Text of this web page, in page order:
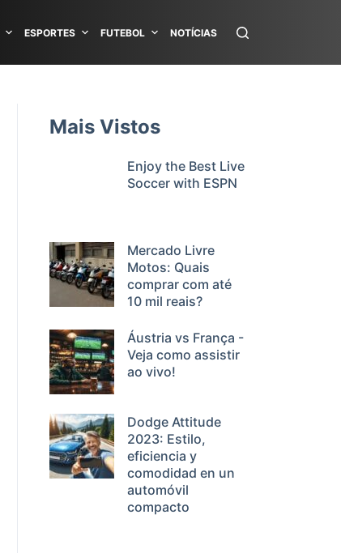
ESPORTES FUTEBOL NOTÍCIAS
Mais Vistos
Enjoy the Best Live
Soccer with ESPN
Mercado Livre
Motos: Quais
comprar com até
10 mil reais?
Áustria vs França -
Veja como assistir
ao vivo!
Dodge Attitude
2023: Estilo,
eficiencia y
comodidad en un
automóvil
compacto